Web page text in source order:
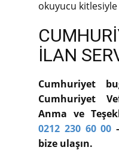
okuyucu
İLAN
Cumhuriyet
Cumhuriyet
Anma ve
0212 230 60 00
bize ulaşın.